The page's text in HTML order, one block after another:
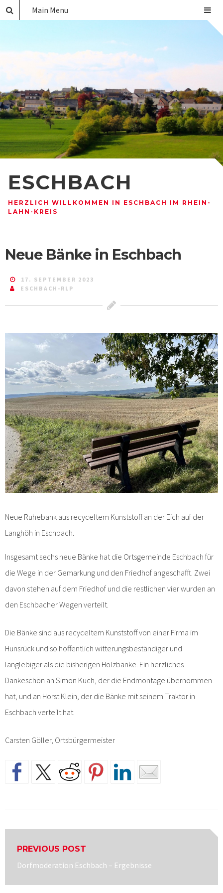
ESCHBACH
HERZLICH WILLKOMMEN IN ESCHBACH IM RHEIN-
LAHN-KREIS
Main Menu
Neue Bänke in Eschbach
17. SEPTEMBER 2023
ESCHBACH-RLP
Neue Ruhebank aus recyceltem Kunststoff an der Eich auf der
Langhöh in Eschbach.
Insgesamt sechs neue Bänke hat die Ortsgemeinde Eschbach für
die Wege in der Gemarkung und den Friedhof angeschafft. Zwei
davon stehen auf dem Friedhof und die restlichen vier wurden an
den Eschbacher Wegen verteilt.
Die Bänke sind aus recyceltem Kunststoff von einer Firma im
Hunsrück und so hoffentlich witterungsbeständiger und
langlebiger als die bisherigen Holzbänke. Ein herzliches
Dankeschön an Simon Kuch, der die Endmontage übernommen
hat, und an Horst Klein, der die Bänke mit seinem Traktor in
Eschbach verteilt hat.
Carsten Göller, Ortsbürgermeister
PREVIOUS POST
Previous
Dorfmoderation Eschbach – Ergebnisse